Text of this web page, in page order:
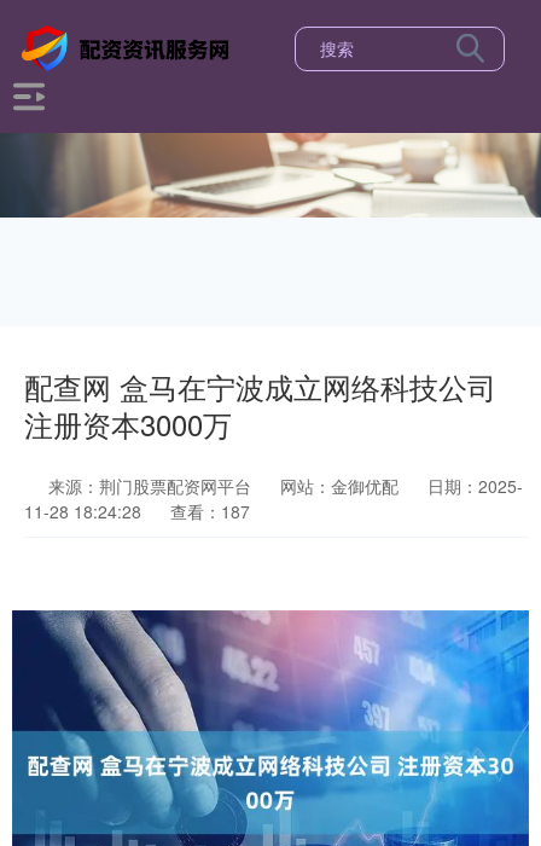
配查网 盒马在宁波成立网络科技公司
注册资本3000万
来源：荆门股票配资网平台 网站：金御优配
日期：2025-
11-28 18:24:28
查看：187